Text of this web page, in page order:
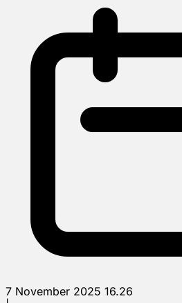
7 November 2025 16.26